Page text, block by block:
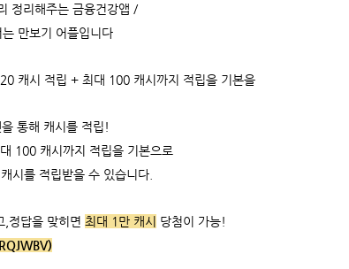
정리해주는 금융건강앱 /
만보기 어플입니다
캐시 적립 + 최대 100 캐시까지 적립을 기본을
통해 캐시를 적립!
100 캐시까지 적립을 기본으로
시를 적립받을 수 있습니다.
정답을 맞히면 최대 1만 캐시
당첨이 가능!